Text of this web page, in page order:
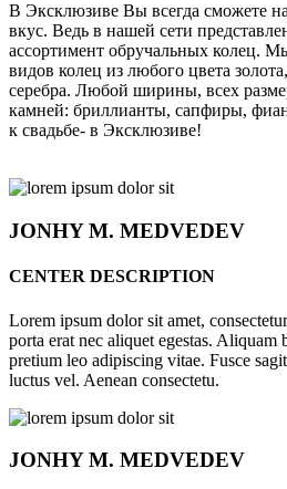
В Эксклюзиве Вы всегда сможете
вкус. Ведь в нашей сети
ассортимент обручальных колец.
видов колец из любого цвета
серебра. Любой ширины, всех
камней: бриллианты, сапфиры,
к свадьбе- в Эксклюзиве!
JONHYM. MEDVEDEV
CENTER DESCRIPTION
Lorem ipsum dolor sit amet,
porta erat nec aliquet egestas. Aliquam
pretium leo adipiscing vitae. Fusce
luctus vel. Aenean consectetu.
JONHYM. MEDVEDEV